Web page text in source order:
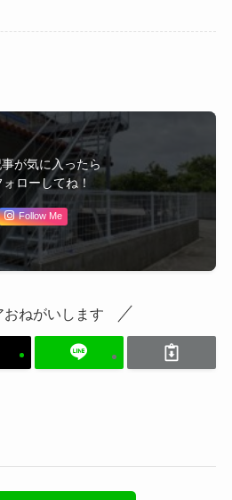
が気に入ったら
ローしてね！
Follow Me
おねがいします